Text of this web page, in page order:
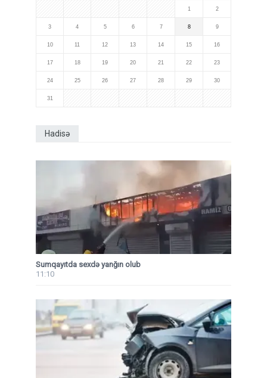
1 2
3 4 5 6 7 8 9
10 11 12 13 14 15 16
17 18 19 20 21 22 23
24 25 26 27 28 29 30
31
Hadisə
Sumqayıtda sexdə yanğın olub
11:10